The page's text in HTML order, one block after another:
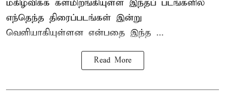
மகிழ்விக்க களமிறங்கியுள்ள இந்தப் படங்களில்
எந்தெந்த திரைப்படங்கள் இன்று
வெளியாகியுள்ளன என்பதை இந்த ...
Read More